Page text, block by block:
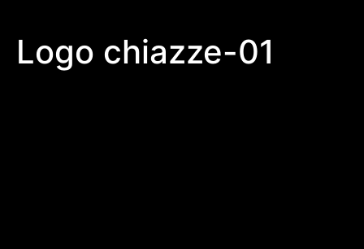
Logo chiazze-01